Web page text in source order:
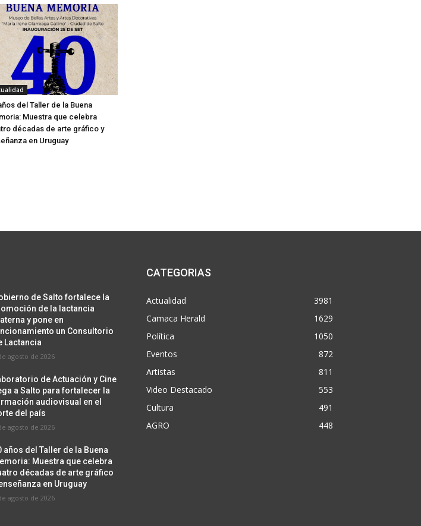
del Taller de la Buena
Muestra que celebra
décadas de arte gráfico y
en Uruguay
de Salto fortalece la
de la lactancia
y pone en
un Consultorio
Lactancia
agosto de 2026
de Actuación y Cine
a Salto para fortalecer la
audiovisual en el
del país
agosto de 2026
años del Taller de la Buena
Muestra que celebra
décadas de arte gráfico
en Uruguay
agosto de 2026
CATEGORIAS
Actualidad
3981
Camaca Herald
1629
Política
1050
Eventos
872
Artistas
811
Video Destacado
553
Cultura
491
AGRO
448